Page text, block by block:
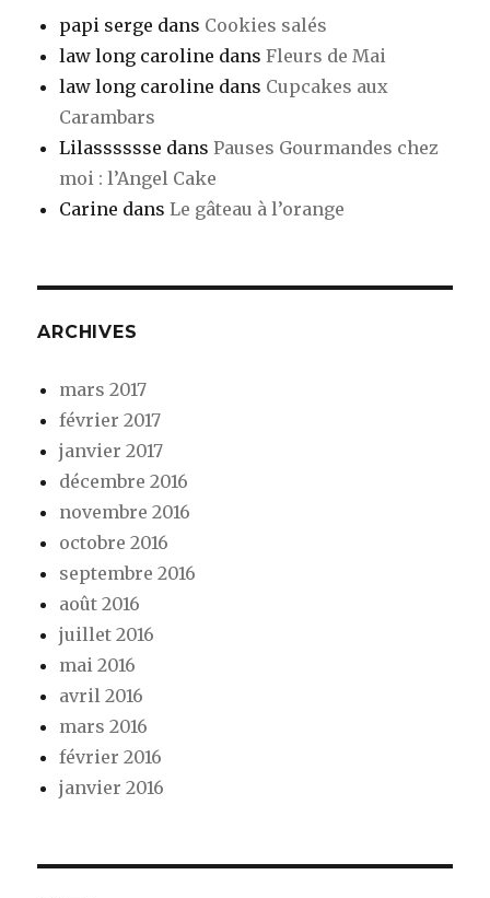
papi serge dans Cookies salés
law long caroline dansFleurs de Mai
law long caroline dans Cupcakes aux
Carambars
Lilasssssse dansPauses Gourmandes chez
moi : l’Angel Cake
Carine dansLe gâteau à l’orange
ARCHIVES
mars 2017
février 2017
janvier 2017
décembre 2016
novembre 2016
octobre 2016
septembre 2016
août 2016
juillet 2016
mai 2016
avril 2016
mars 2016
février 2016
janvier 2016